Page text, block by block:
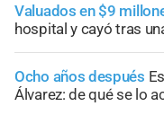
Valuados en $9
hospital y cayó tras
Ocho años después
Álvarez: de qué se lo